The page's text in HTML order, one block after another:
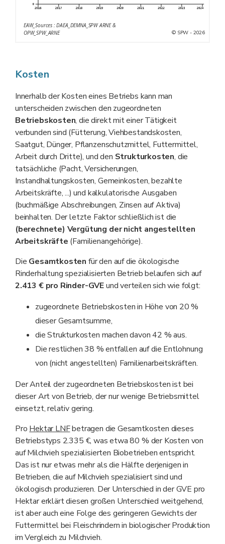
EAW_Sources : DAEA_DEMNA_SPW ARNE &
OPW_SPW_ARNE
© SPW - 2026
Kosten
Innerhalb der Kosten eines Betriebs kann man
unterscheiden zwischen den zugeordneten
Betriebskosten, die direkt mit einer Tätigkeit
verbunden sind (Fütterung, Viehbestandskosten,
Saatgut, Dünger, Pflanzenschutzmittel, Futtermittel,
Arbeit durch Dritte), und den Strukturkosten, die
tatsächliche (Pacht, Versicherungen,
Instandhaltungskosten, Gemeinkosten, bezahlte
Arbeitskräfte, ...) und kalkulatorische Ausgaben
(buchmäßige Abschreibungen, Zinsen auf Aktiva)
beinhalten. Der letzte Faktor schließlich ist die
(berechnete) Vergütung der nicht angestellten
Arbeitskräfte (Familienangehörige).
Die Gesamtkosten für den auf die ökologische
Rinderhaltung spezialisierten Betrieb belaufen sich auf
2.413 € pro Rinder-GVEund verteilen sich wie folgt:
zugeordnete Betriebskosten in Höhe von 20 %
dieser Gesamtsumme,
die Strukturkosten machen davon 42 % aus.
Die restlichen 38 % entfallen auf die Entlohnung
von (nicht angestellten) Familienarbeitskräften.
Der Anteil der zugeordneten Betriebskosten ist bei
dieser Art von Betrieb, der nur wenige Betriebsmittel
einsetzt, relativ gering.
Pro Hektar LNFbetragen die Gesamtkosten dieses
Betriebstyps 2.335 €, was etwa 80 % der Kosten von
auf Milchvieh spezialisierten Biobetrieben entspricht.
Das ist nur etwas mehr als die Hälfte derjenigen in
Betrieben, die auf Milchvieh spezialisiert sind und
ökologisch produzieren. Der Unterschied in der GVE pro
Hektar erklärt diesen großen Unterschied weitgehend,
ist aber auch eine Folge des geringeren Gewichts der
Futtermittel bei Fleischrindern in biologischer Produktion
im Vergleich zu Milchvieh.